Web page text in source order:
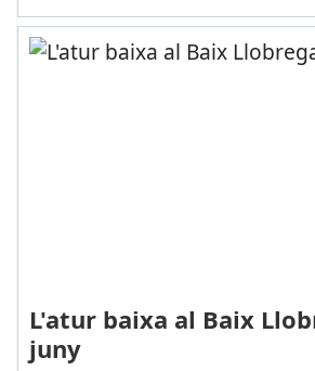
L'atur baixa al Baix
juny